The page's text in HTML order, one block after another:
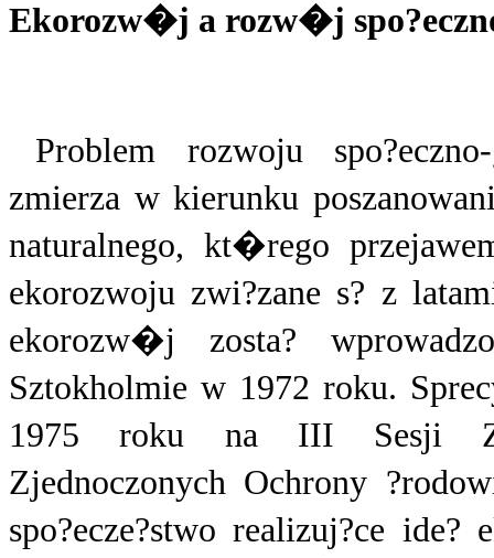
Ekorozw�j a rozw�j
Problem rozwoju
zmierza w kierunku
naturalnego, kt�rego
ekorozwoju zwi?zane s? z
ekorozw�j zosta?
Sztokholmie w 1972 roku.
1975 roku na III Sesji
Zjednoczonych Ochrony
spo?ecze?stwo realizuj?ce